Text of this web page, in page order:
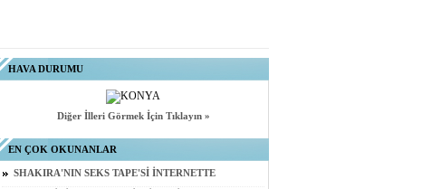
HAVA DURUMU
Diğer İlleri Görmek İçin Tıklayın »
EN ÇOK OKUNANLAR
SHAKIRA'NIN SEKS TAPE'Sİ İNTERNETTE